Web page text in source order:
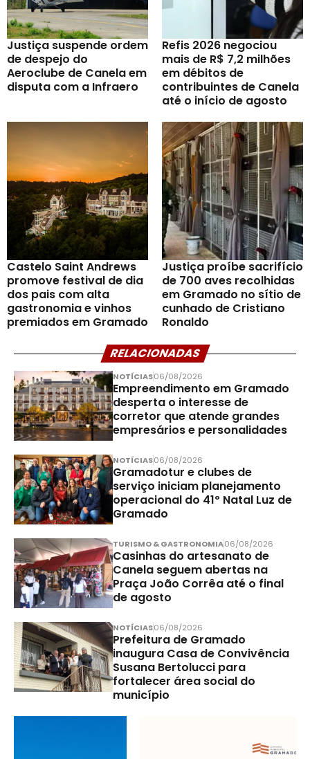
Justiça suspende ordem
de despejo do
Aeroclube de Canela em
disputa com a Infraero
Refis 2026 negociou
mais de R$ 7,2 milhões
em débitos de
contribuintes de Canela
até o início de agosto
Castelo Saint Andrews
promove festival de dia
dos pais com alta
gastronomia e vinhos
premiados em Gramado
Justiça proíbe sacrifício
de 700 aves recolhidas
em Gramado no sítio de
cunhado de Cristiano
Ronaldo
RELACIONADAS
NOTÍCIAS06/08/2026
Empreendimento em Gramado
desperta o interesse de
corretor que atende grandes
empresários e personalidades
NOTÍCIAS06/08/2026
Gramadotur e clubes de
serviço iniciam planejamento
operacional do 41º Natal Luz de
Gramado
TURISMO & GASTRONOMIA06/08/2026
Casinhas do artesanato de
Canela seguem abertas na
Praça João Corrêa até o final
de agosto
NOTÍCIAS06/08/2026
Prefeitura de Gramado
inaugura Casa de Convivência
Susana Bertolucci para
fortalecer área social do
município